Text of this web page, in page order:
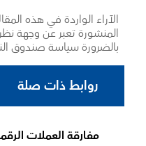
الآراء الواردة في هذه
المنشورة تعبر عن وجهة
بالضرورة سياسة صندوق
روابط ذات صلة
مفارقة العملات